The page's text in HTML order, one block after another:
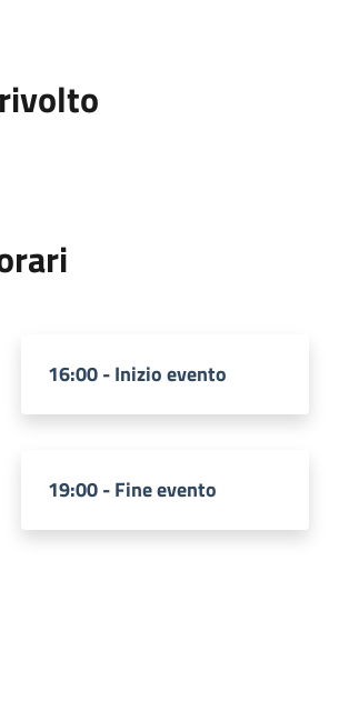
16:00 - Inizio evento
19:00 - Fine evento